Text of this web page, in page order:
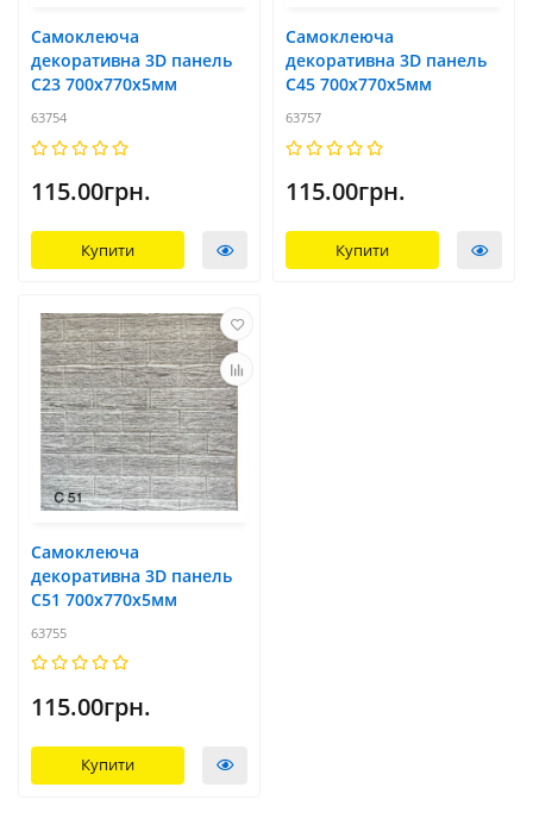
Самоклеюча
декоративна 3D панель
С23 700x770х5мм
63754
115.00грн.
Купити
Самоклеюча
декоративна 3D панель
С45 700x770х5мм
63757
115.00грн.
Купити
Самоклеюча
декоративна 3D панель
С51 700x770х5мм
63755
115.00грн.
Купити